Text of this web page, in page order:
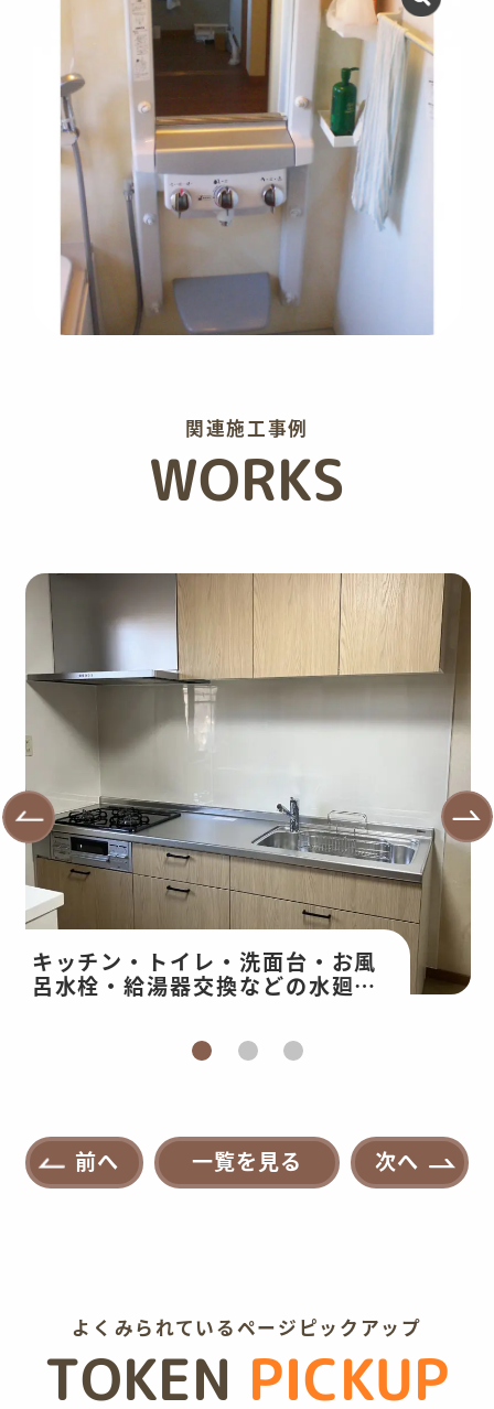
関連施工事例
WORKS
キッチン・トイレ・洗面台・お風
呂水栓・給湯器交換などの水廻り
前へ 一覧を見る 次へ
よくみられているページピックアップ
TOKEN PICKUP